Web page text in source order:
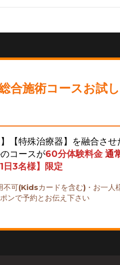
施術コースお試
】【特殊治療器】を融合さ
コースが60分体験料金 通
1日3名様】限定
可(Kidsカードを含む)・お一人
ンで予約とお伝え下さい